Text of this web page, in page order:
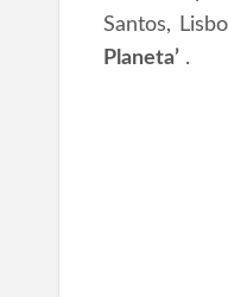
Santos,
Planeta’.